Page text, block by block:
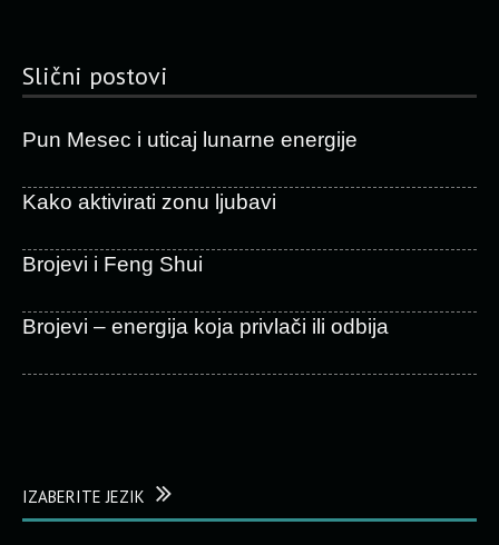
Slični postovi
Pun Mesec i uticaj lunarne energije
Kako aktivirati zonu ljubavi
Brojevi i Feng Shui
Brojevi – energija koja privlači ili odbija
IZABERITE JEZIK